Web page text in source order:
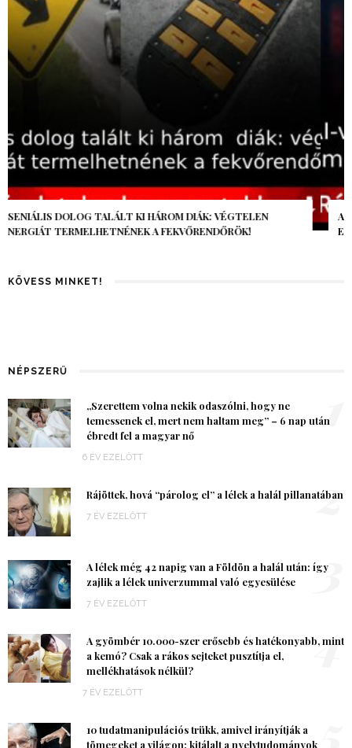
AZ AI-VILÁGVÉGE ÁRNYÉKA, CSAK PÁR ÓRA VOLT, MÉGIS AZ
EGÉSZ VILÁG MEGÉREZTE…
KÖVESS MINKET!
NÉPSZERŰ
„Szerettem volna nekik odaszólni, hogy ne
temessenek el, mert nem haltam meg” – 6 nap után
ébredt fel a magyar nő
6 ÉV EZELŐTT
1
Rájöttek, hová “párolog el” a lélek a halál pillanatában
7 ÉV EZELŐTT 2
A lélek még 42 napig van a Földön a halál után: így
zajlik a lélek univerzummal való egyesülése
7 ÉV EZELŐTT
3
A gyömbér 10.000-szer erősebb és hatékonyabb, mint
a kemó? Csak a rákos sejteket pusztítja el,
mellékhatások nélkül?
7 ÉV EZELŐTT
4
10 tudatmanipulációs trükk, amivel irányítják a
tömegeket a világon: kitálalt a nyelvtudományok